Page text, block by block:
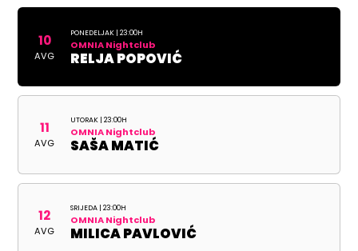
10
AVG
PONEDELJAK | 23:00H
OMNIA Nightclub
RELJA POPOVIĆ
11
AVG
UTORAK | 23:00H
OMNIA Nightclub
SAŠA MATIĆ
12
AVG
SRIJEDA | 23:00H
OMNIA Nightclub
MILICA PAVLOVIĆ